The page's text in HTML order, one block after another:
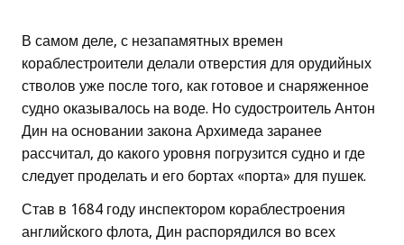
В самом деле, с незапамятных времен
кораблестроители делали отверстия для орудийных
стволов уже после того, как готовое и снаряженное
судно оказывалось на воде. Но судостроитель Антон
Дин на основании закона Архимеда заранее
рассчитал, до какого уровня погрузится судно и где
следует проделать и его бортах «порта» для пушек.
Став в 1684 году инспектором кораблестроения
английского флота, Дин распорядился во всех